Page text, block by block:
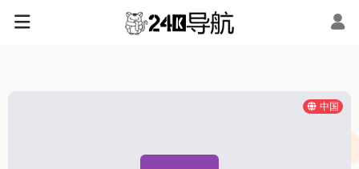
中国